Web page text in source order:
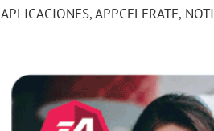
APLICACIONES,APPCELERATE,